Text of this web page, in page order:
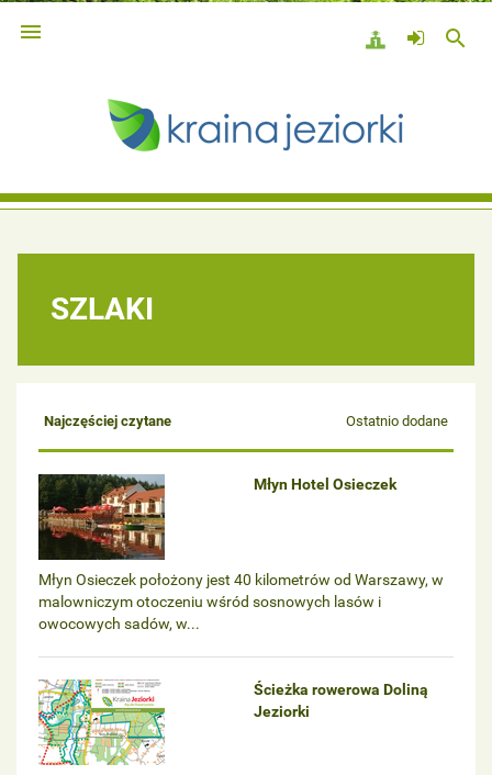
 search
SZLAKI
Najczęściej czytane Ostatnio dodane
Młyn Hotel Osieczek
Młyn Osieczek położony jest 40 kilometrów od Warszawy, w
malowniczym otoczeniu wśród sosnowych lasów i
owocowych sadów, w...
Ścieżka rowerowa Doliną
Jeziorki